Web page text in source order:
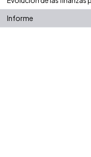
Informe